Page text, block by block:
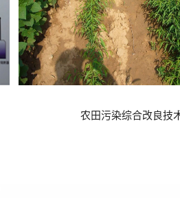
农田污染综合改良技